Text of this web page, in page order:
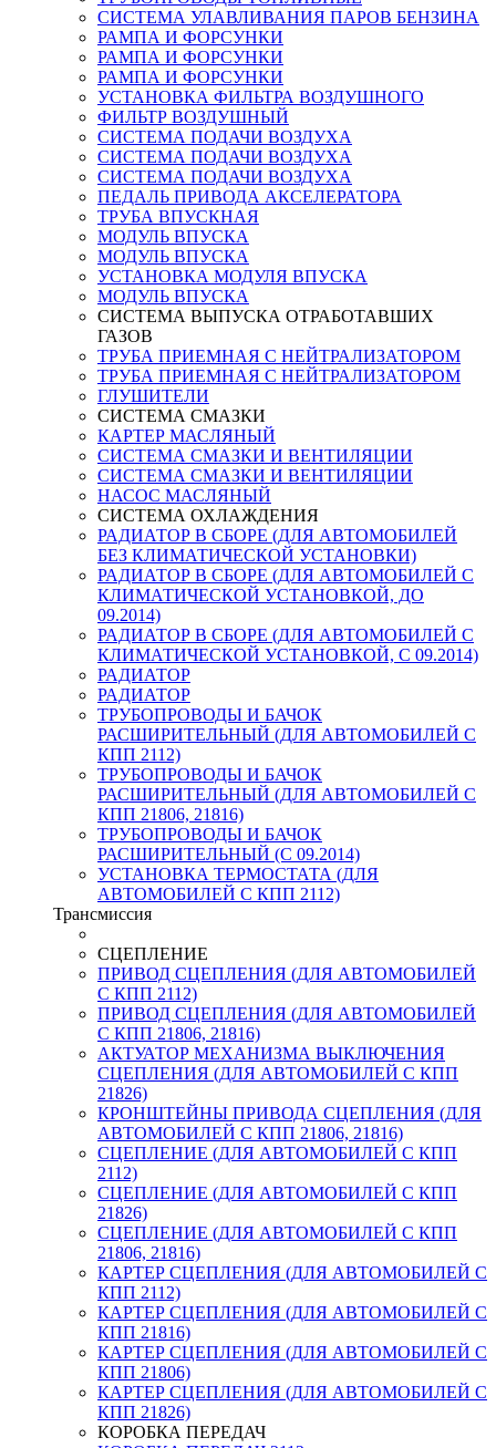
СИСТЕМА УЛАВЛИВАНИЯ ПАРОВ БЕНЗИНА
РАМПА И ФОРСУНКИ
РАМПА И ФОРСУНКИ
РАМПА И ФОРСУНКИ
УСТАНОВКА ФИЛЬТРА ВОЗДУШНОГО
ФИЛЬТР ВОЗДУШНЫЙ
СИСТЕМА ПОДАЧИ ВОЗДУХА
СИСТЕМА ПОДАЧИ ВОЗДУХА
СИСТЕМА ПОДАЧИ ВОЗДУХА
ПЕДАЛЬ ПРИВОДА АКСЕЛЕРАТОРА
ТРУБА ВПУСКНАЯ
МОДУЛЬ ВПУСКА
МОДУЛЬ ВПУСКА
УСТАНОВКА МОДУЛЯ ВПУСКА
МОДУЛЬ ВПУСКА
СИСТЕМА ВЫПУСКА ОТРАБОТАВШИХ
ГАЗОВ
ТРУБА ПРИЕМНАЯ С НЕЙТРАЛИЗАТОРОМ
ТРУБА ПРИЕМНАЯ С НЕЙТРАЛИЗАТОРОМ
ГЛУШИТЕЛИ
СИСТЕМА СМАЗКИ
КАРТЕР МАСЛЯНЫЙ
СИСТЕМА СМАЗКИ И ВЕНТИЛЯЦИИ
СИСТЕМА СМАЗКИ И ВЕНТИЛЯЦИИ
НАСОС МАСЛЯНЫЙ
СИСТЕМА ОХЛАЖДЕНИЯ
РАДИАТОР В СБОРЕ (ДЛЯ АВТОМОБИЛЕЙ
БЕЗ КЛИМАТИЧЕСКОЙ УСТАНОВКИ)
РАДИАТОР В СБОРЕ (ДЛЯ АВТОМОБИЛЕЙ С
КЛИМАТИЧЕСКОЙ УСТАНОВКОЙ, ДО
09.2014)
РАДИАТОР В СБОРЕ (ДЛЯ АВТОМОБИЛЕЙ С
КЛИМАТИЧЕСКОЙ УСТАНОВКОЙ, С 09.2014)
РАДИАТОР
РАДИАТОР
ТРУБОПРОВОДЫ И БАЧОК
РАСШИРИТЕЛЬНЫЙ (ДЛЯ АВТОМОБИЛЕЙ С
КПП 2112)
ТРУБОПРОВОДЫ И БАЧОК
РАСШИРИТЕЛЬНЫЙ (ДЛЯ АВТОМОБИЛЕЙ С
КПП 21806, 21816)
ТРУБОПРОВОДЫ И БАЧОК
РАСШИРИТЕЛЬНЫЙ (С 09.2014)
УСТАНОВКА ТЕРМОСТАТА (ДЛЯ
АВТОМОБИЛЕЙ С КПП 2112)
Трансмиссия
СЦЕПЛЕНИЕ
ПРИВОД СЦЕПЛЕНИЯ (ДЛЯ АВТОМОБИЛЕЙ
С КПП 2112)
ПРИВОД СЦЕПЛЕНИЯ (ДЛЯ АВТОМОБИЛЕЙ
С КПП 21806, 21816)
АКТУАТОР МЕХАНИЗМА ВЫКЛЮЧЕНИЯ
СЦЕПЛЕНИЯ (ДЛЯ АВТОМОБИЛЕЙ С КПП
21826)
КРОНШТЕЙНЫ ПРИВОДА СЦЕПЛЕНИЯ (ДЛЯ
АВТОМОБИЛЕЙ С КПП 21806, 21816)
СЦЕПЛЕНИЕ (ДЛЯ АВТОМОБИЛЕЙ С КПП
2112)
СЦЕПЛЕНИЕ (ДЛЯ АВТОМОБИЛЕЙ С КПП
21826)
СЦЕПЛЕНИЕ (ДЛЯ АВТОМОБИЛЕЙ С КПП
21806, 21816)
КАРТЕР СЦЕПЛЕНИЯ (ДЛЯ АВТОМОБИЛЕЙ С
КПП 2112)
КАРТЕР СЦЕПЛЕНИЯ (ДЛЯ АВТОМОБИЛЕЙ С
КПП 21816)
КАРТЕР СЦЕПЛЕНИЯ (ДЛЯ АВТОМОБИЛЕЙ С
КПП 21806)
КАРТЕР СЦЕПЛЕНИЯ (ДЛЯ АВТОМОБИЛЕЙ С
КПП 21826)
КОРОБКА ПЕРЕДАЧ